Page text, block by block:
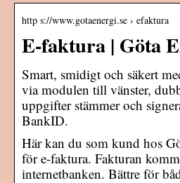
http s://www.gotaenergi.se › efaktura
E-faktura | Göta
Smart, smidigt och säkert
via modulen till vänster,
uppgifter stämmer och
BankID.
Här kan du som kund hos
för e-faktura. Fakturan
internetbanken. Bättre för